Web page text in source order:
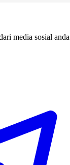
media sosial anda